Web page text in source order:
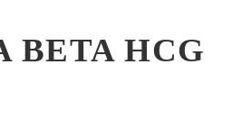
BETA HCG